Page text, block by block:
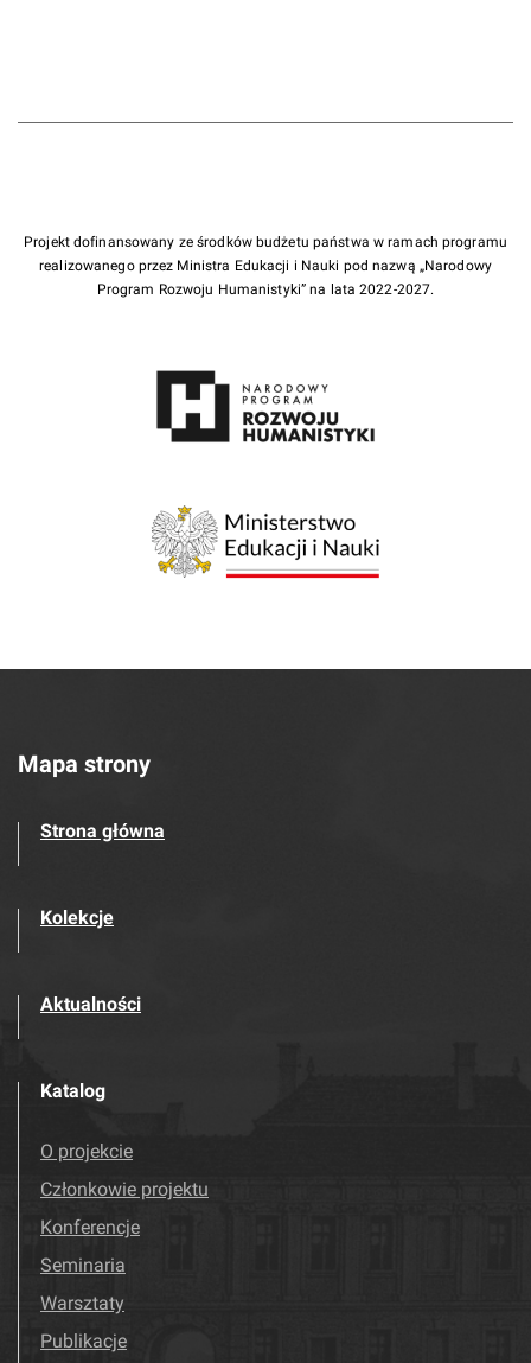
Projekt dofinansowany ze środków budżetu państwa w ramach programu
realizowanego przez Ministra Edukacji i Nauki pod nazwą „Narodowy
Program Rozwoju Humanistyki” na lata 2022-2027.
Mapa strony
Strona główna
Kolekcje
Aktualności
Katalog
O projekcie
Członkowie projektu
Konferencje
Seminaria
Warsztaty
Publikacje